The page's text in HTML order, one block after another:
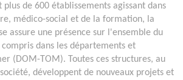
plus de 600 établissements agissant dans
médico-social et de la formation, la
assure une présence sur l'ensemble du
dans les départements et
(DOM-TOM). Toutes ces structures, au
développent de nouveaux projets et